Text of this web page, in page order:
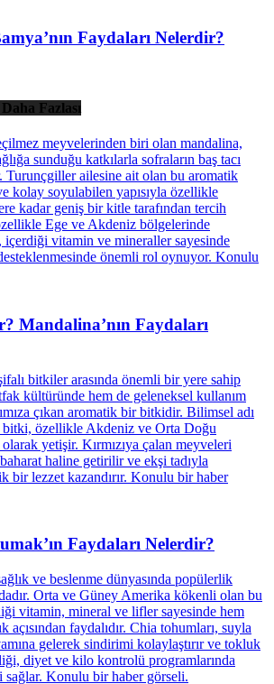
Faydaları Nelerdir?
Fazlası
Mandalina’nın Faydaları
Faydaları Nelerdir?